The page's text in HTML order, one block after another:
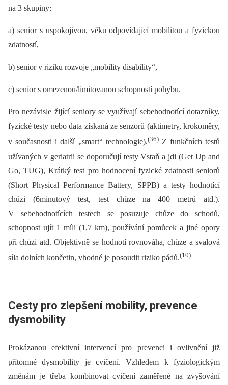
na 3 skupiny:
a) senior s uspokojivou, věku odpovídající mobilitou a fyzickou
zdatností,
b) senior v riziku rozvoje „mobility disability“,
c) senior s omezenou/limitovanou schopností pohybu.
Pro nezávisle žijící seniory se využívají sebehodnotící dotazníky,
fyzické testy nebo data získaná ze senzorů (aktimetry, krokoměry,
v současnosti i další „smart“ technologie).(36)Z funkčních testů
užívaných v geriatrii se doporučují testy Vstaň a jdi (Get Up and
Go, TUG), Krátký test pro hodnocení fyzické zdatnosti seniorů
(Short Physical Performance Battery, SPPB) a testy hodnotící
chůzi (6minutový test, test chůze na 400 metrů atd.).
V sebehodnotících testech se posuzuje chůze do schodů,
schopnost ujít 1 míli (1,7 km), používání pomůcek a jiné opory
při chůzi atd. Objektivně se hodnotí rovnováha, chůze a svalová
síla dolních končetin, vhodné je posoudit riziko pádů.(10)
Cesty pro zlepšení mobility, prevence
dysmobility
Prokázanou efektivní intervencí pro prevenci i ovlivnění již
přítomné dysmobility je cvičení. Vzhledem k fyziologickým
změnám je třeba kombinovat cvičení zaměřené na zvyšování